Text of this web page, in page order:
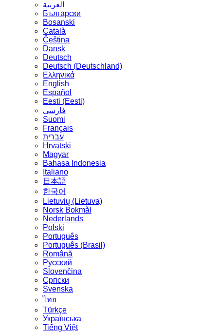
العربية
Български
Bosanski
Сatalà
Čeština
Dansk
Deutsch
Deutsch (Deutschland)
Ελληνικά
English
Español
Eesti (Eesti)
فارسی
Suomi
Français
עברית
Hrvatski
Magyar
Bahasa Indonesia
Italiano
日本語
한국어
Lietuvių (Lietuva)
‪Norsk Bokmål‬
Nederlands
Polski
Português
Português (Brasil)
Română
Русский
Slovenčina
Српски
Svenska
ไทย
Türkçe
Українська
Tiếng Việt